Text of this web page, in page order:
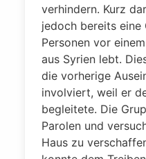
verhindern. Kurz
jedoch bereits eine
Personen vor
aus Syrien lebt.
die vorherige
involviert, weil er
begleitete. Die
Parolen und
Haus zu